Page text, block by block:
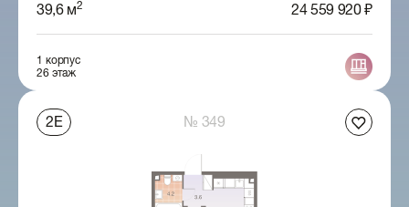
39,6 м2 24 559 920 ₽
1 корпус
26 этаж
2Е № 349